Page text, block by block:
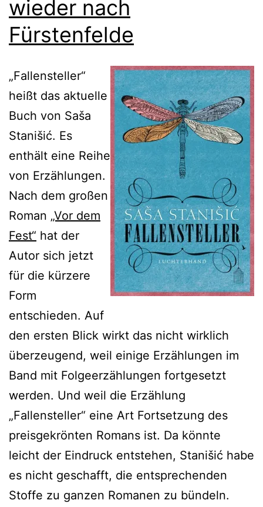
wieder nach
Fürstenfelde
„Fallensteller“
heißt das aktuelle
Buch von Saša
Stanišić. Es
enthält eine Reihe
von Erzählungen.
Nach dem großen
Roman „Vor dem
Fest“ hat der
Autor sich jetzt
für die kürzere
Form
entschieden. Auf
den ersten Blick wirkt das nicht wirklich
überzeugend, weil einige Erzählungen im
Band mit Folgeerzählungen fortgesetzt
werden. Und weil die Erzählung
„Fallensteller“ eine Art Fortsetzung des
preisgekrönten Romans ist. Da könnte
leicht der Eindruck entstehen, Stanišić habe
es nicht geschafft, die entsprechenden
Stoffe zu ganzen Romanen zu bündeln.